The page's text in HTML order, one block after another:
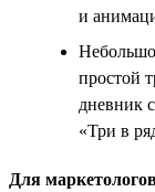
и
простой
дневник
«Три в
Для